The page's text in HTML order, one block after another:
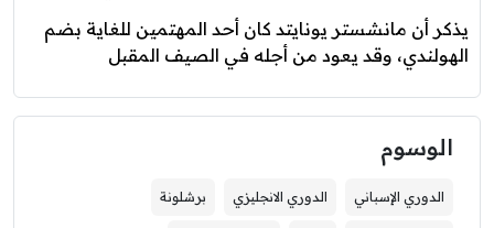
يذكر أن مانشستر يونايتد كان أحد المهتمين للغاية بضم
الهولندي، وقد يعود من أجله في الصيف المقبل
الوسوم
الدوري الإسباني الدوري الانجليزي برشلونة